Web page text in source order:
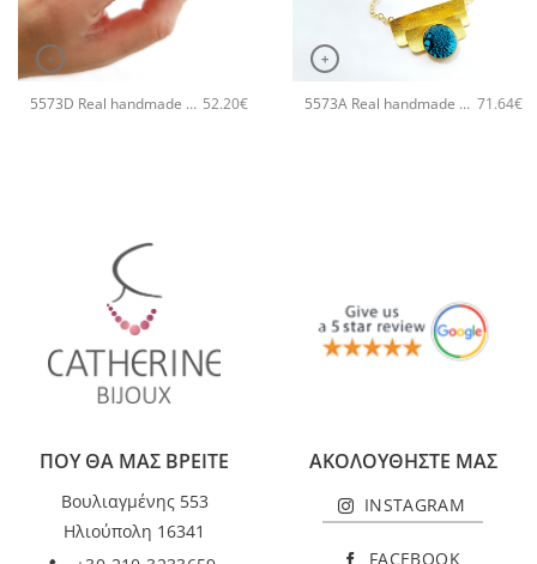
+
5573D Real handmade crystal big χειροποίητο δαχτυλιδι Catherine bijoux Τυρκουάζ 52.20€
+
5573A Real handmade crystal small χειροποίητο κολιέ Catherine bijoux Τυρκουάζ 71.64€
ΠΟΥ ΘΑ ΜΑΣ ΒΡΕΙΤΕ
Βουλιαγμένης 553
Ηλιούπολη 16341
ΑΚΟΛΟΥΘΗΣΤΕ ΜΑΣ
INSTAGRAM
FACEBOOK